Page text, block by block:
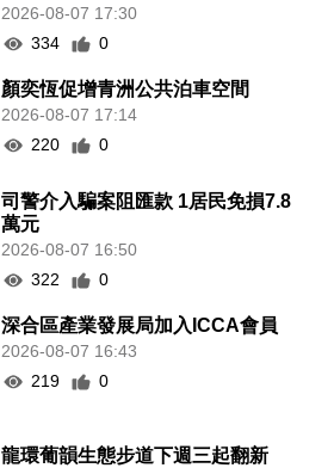
2026-08-07 17:30
334
0
顏奕恆促增青洲公共泊車空間
2026-08-07 17:14
220
0
司警介入騙案阻匯款 1居民免損7.8
萬元
2026-08-07 16:50
322
0
深合區產業發展局加入ICCA會員
2026-08-07 16:43
219
0
龍環葡韻生態步道下週三起翻新